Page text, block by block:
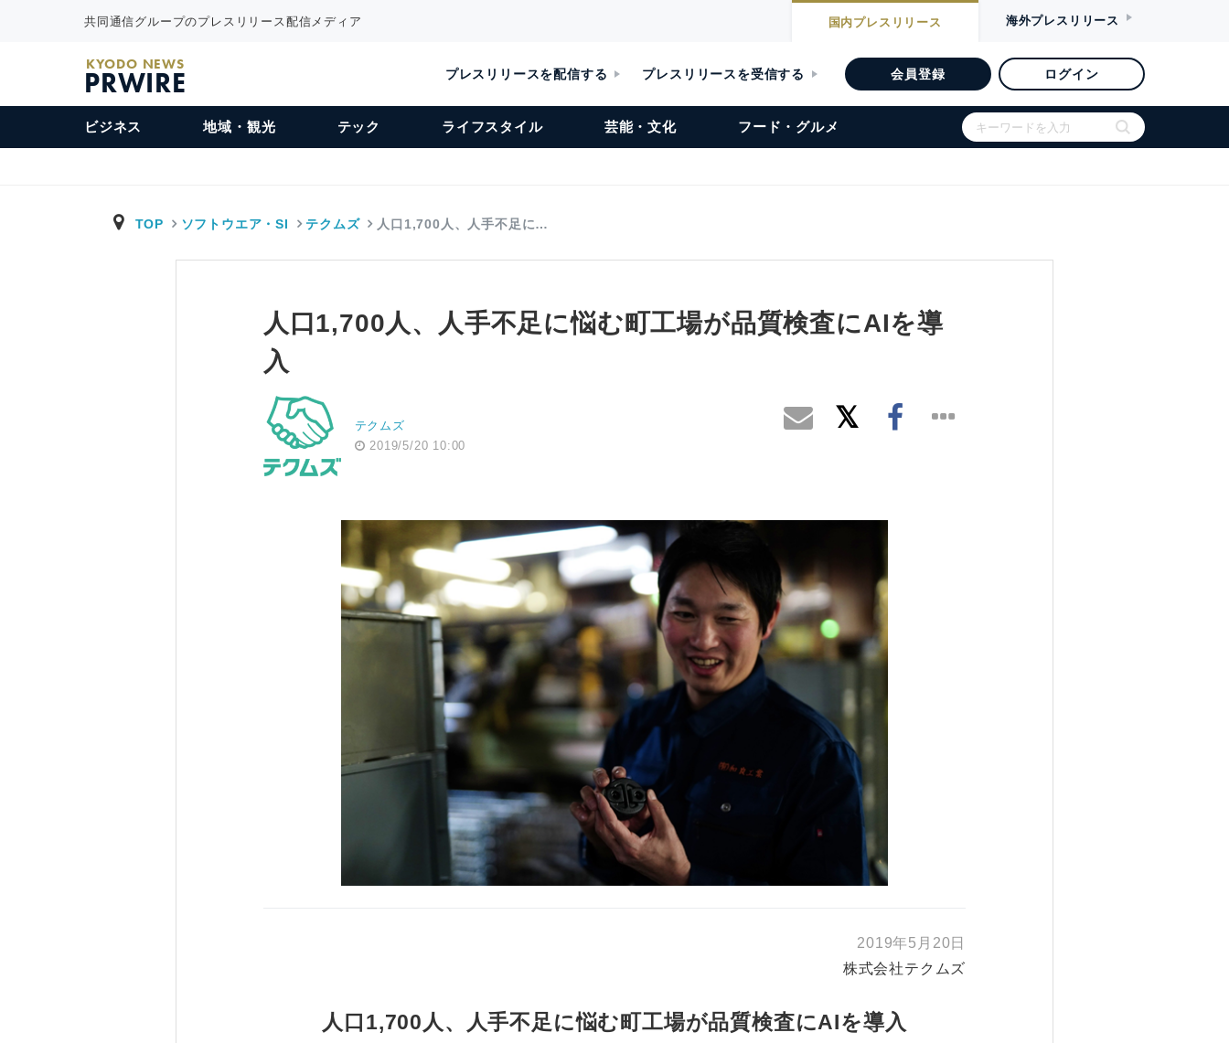
共同通信グループのプレスリリース配信メディア 国内プレスリリース 海外プレスリリース
KYODO NEWS
PRWIRE プレスリリースを配信する プレスリリースを受信する 会員登録 ログイン
ビジネス 地域・観光 テック ライフスタイル 芸能・文化 フード・グルメ
TOP ソフトウエア・SI テクムズ 人口1,700人、人手不足に…
人口1,700人、人手不足に悩む町工場が品質検査にAIを導
入
テクムズ
2019/5/20 10:00
2019年5月20日
株式会社テクムズ
人口1,700人、人手不足に悩む町工場が品質検査にAIを導入